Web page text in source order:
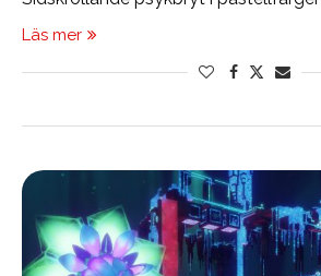
Läs mer